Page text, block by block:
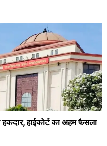
हाईकोर्ट का अहम फैसला